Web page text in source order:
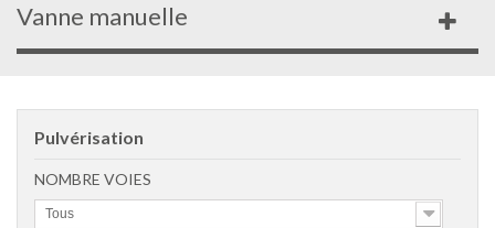
Vanne manuelle
Pulvérisation
NOMBRE VOIES
Tous